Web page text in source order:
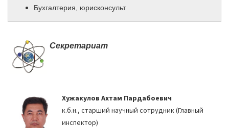
g
t
i
o
Бухгалтерия, юрисконсульт
Секретариат
Хужакулов Ахтам Пардабоевич
к.б.н., старший научный сотрудник (Главный
инспектор)